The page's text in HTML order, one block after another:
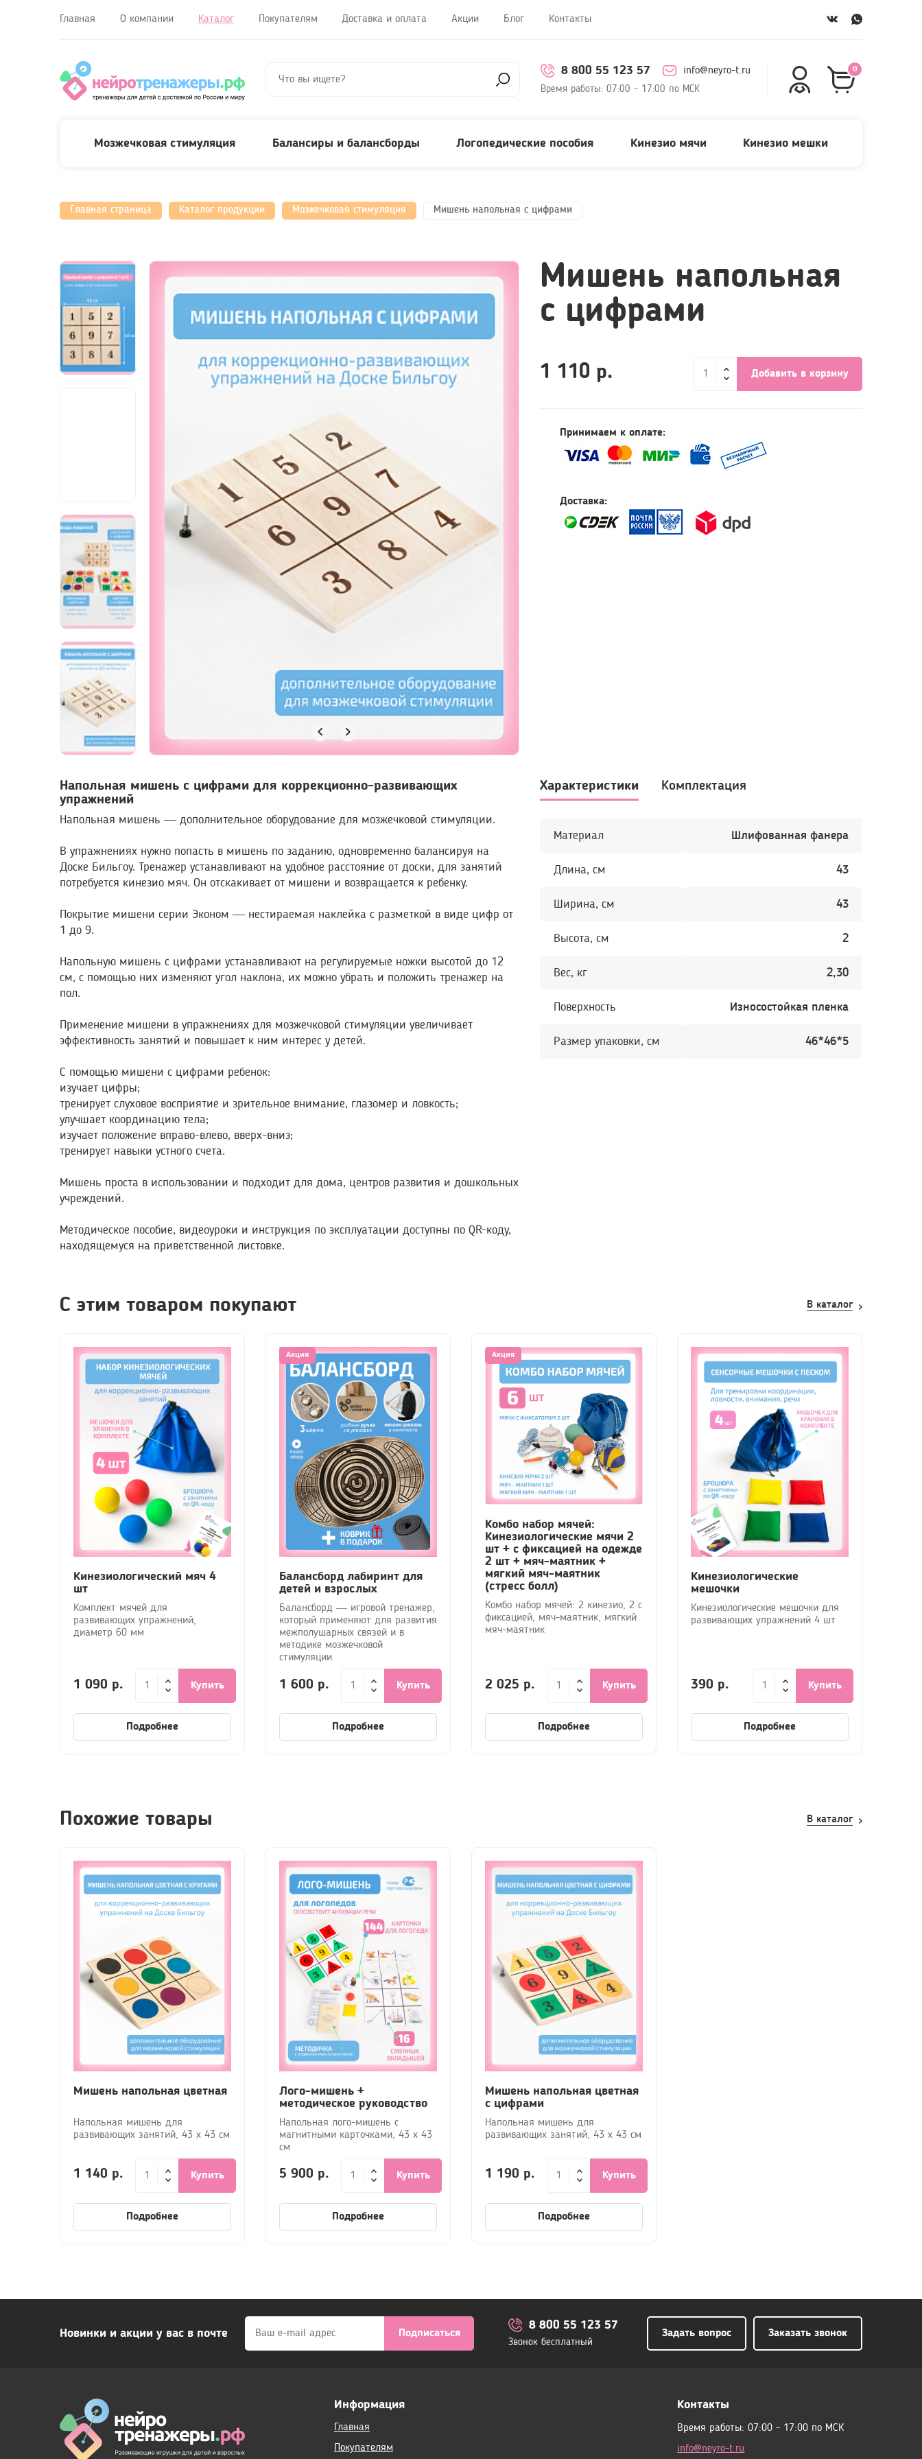
Главная О компании Каталог Покупателям Доставка и оплата Акции Блог Контакты
8 800 55 123 57 info@neyro-t.ru
Время работы: 07:00 - 17:00 по МСК
0
Мозжечковая стимуляция Балансиры и балансборды Логопедические пособия Кинезио мячи Кинезио мешки
Главная страница Каталог продукции Мозжечковая стимуляция Мишень напольная с цифрами
Мишень напольная
с цифрами
1 110 р. Добавить в корзину
Принимаем к оплате:
Доставка:
Материал Шлифованная фанера
Длина, см 43
Ширина, см 43
Высота, см 2
Вес, кг 2,30
Поверхность Износостойкая пленка
Размер упаковки, см 46*46*5
Напольная мишень с цифрами для коррекционно-развивающих
упражнений
Напольная мишень — дополнительное оборудование для мозжечковой стимуляции.
В упражнениях нужно попасть в мишень по заданию, одновременно балансируя на
Доске Бильгоу. Тренажер устанавливают на удобное расстояние от доски, для занятий
потребуется кинезио мяч. Он отскакивает от мишени и возвращается к ребенку.
Покрытие мишени серии Эконом — нестираемая наклейка с разметкой в виде цифр от
1 до 9.
Напольную мишень с цифрами устанавливают на регулируемые ножки высотой до 12
см, с помощью них изменяют угол наклона, их можно убрать и положить тренажер на
пол.
Применение мишени в упражнениях для мозжечковой стимуляции увеличивает
эффективность занятий и повышает к ним интерес у детей.
С помощью мишени с цифрами ребенок:
изучает цифры;
тренирует слуховое восприятие и зрительное внимание, глазомер и ловкость;
улучшает координацию тела;
изучает положение вправо-влево, вверх-вниз;
тренирует навыки устного счета.
Мишень проста в использовании и подходит для дома, центров развития и дошкольных
учреждений.
Методическое пособие, видеоуроки и инструкция по эксплуатации доступны по QR-коду,
находящемуся на приветственной листовке.
С этим товаром покупают В каталог
Кинезиологический мяч 4
шт
Комплект мячей для
развивающих упражнений,
диаметр 60 мм
1 090 р. Купить
Подробнее
Акция
Балансборд лабиринт для
детей и взрослых
Балансборд — игровой тренажер,
который применяют для развития
межполушарных связей и в
методике мозжечковой
стимуляции.
1 600 р. Купить
Подробнее
Акция
Комбо набор мячей:
Кинезиологические мячи 2
шт + с фиксацией на одежде
2 шт + мяч-маятник +
мягкий мяч-маятник
(стресс болл)
Комбо набор мячей: 2 кинезио, 2 с
фиксацией, мяч-маятник, мягкий
мяч-маятник
2 025 р. Купить
Подробнее
Кинезиологические
мешочки
Кинезиологические мешочки для
развивающих упражнений 4 шт
390 р. Купить
Подробнее
Похожие товары В каталог
Мишень напольная цветная
Напольная мишень для
развивающих занятий, 43 х 43 см
1 140 р. Купить
Подробнее
Лого-мишень +
методическое руководство
Напольная лого-мишень с
магнитными карточками, 43 х 43
см
5 900 р. Купить
Подробнее
Мишень напольная цветная
с цифрами
Напольная мишень для
развивающих занятий, 43 х 43 см
1 190 р. Купить
Подробнее
Новинки и акции у вас в почте Подписаться
8 800 55 123 57
Звонок бесплатный
Задать вопрос Заказать звонок
Информация
Главная
Покупателям
Контакты
Время работы: 07:00 - 17:00 по МСК
info@neyro-t.ru